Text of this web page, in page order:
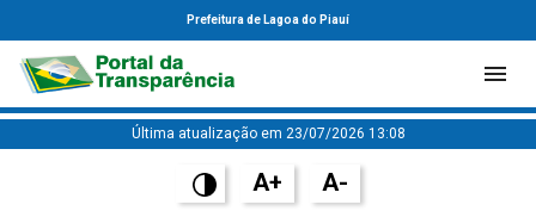
Prefeitura de Lagoa do Piauí
Última atualização em 23/07/2026 13:08
A+ A-